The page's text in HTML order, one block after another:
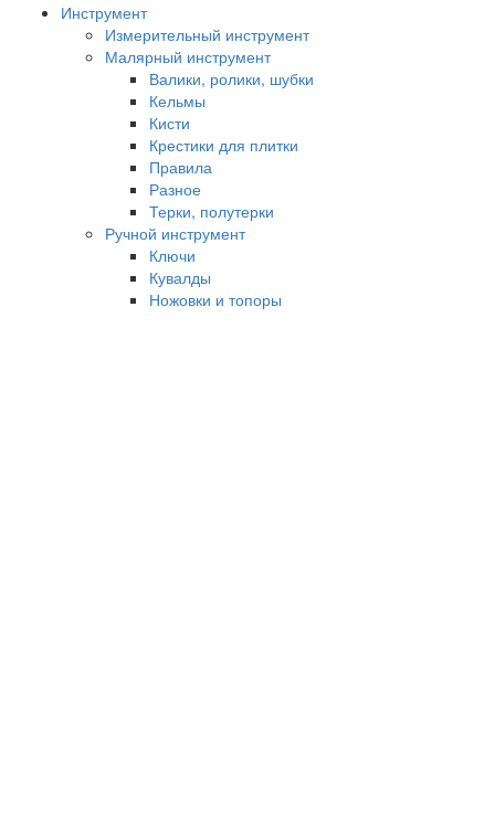
Инструмент
Измерительный инструмент
Малярный инструмент
Валики, ролики, шубки
Кельмы
Кисти
Крестики для плитки
Правила
Разное
Терки, полутерки
Ручной инструмент
Ключи
Кувалды
Ножовки и топоры